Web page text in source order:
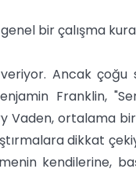
bir çalışma
Ancak
Franklin,
ortalama bir
dikkat
kendilerine,